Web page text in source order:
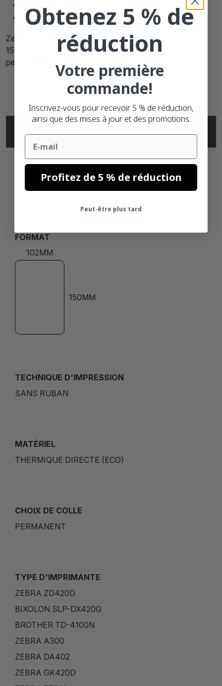
Plus de90.000 clients satisfaits
Zebra (800264-605) étiquettes compatibles, 102mm x
150mm, ECO, 300 étiquettes blanches, Ø mandrin 25mm,
permanentes
ZEBRA
FORMAT
102MM
150MM
TECHNIQUE D'IMPRESSION
SANS RUBAN
MATÉRIEL
THERMIQUE DIRECTE (ECO)
CHOIX DE COLLE
PERMANENT
TYPE D'IMPRIMANTE
ZEBRA ZD420D
BIXOLON SLP-DX420G
BROTHER TD-4100N
ZEBRA A300
ZEBRA DA402
ZEBRA GK420D
Obtenez 5 % de
réduction
Votre première
commande!
Inscrivez-vous pour recevoir 5 % de réduction,
ainsi que des mises à jour et des promotions.
Email
Profitez de 5 % de réduction
Peut-être plus tard